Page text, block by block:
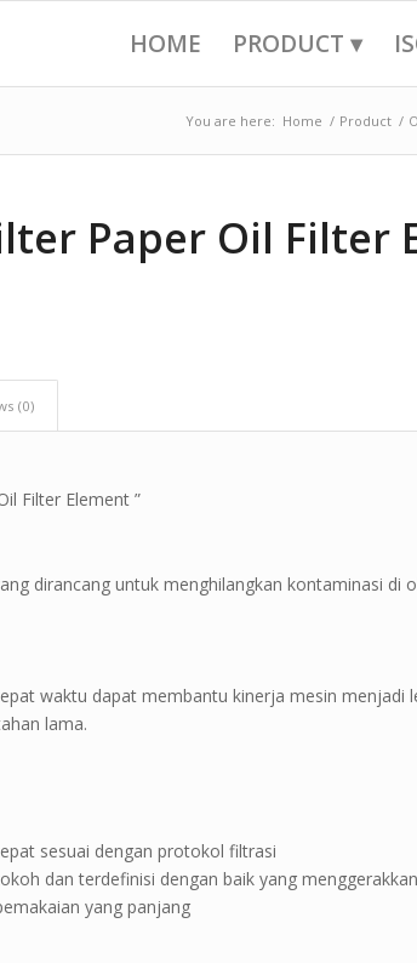
HOME PRODUCT ▾
You are here: Home / Product /
Paper Oil Filter
(0)
Filter Element ”
dirancang untuk menghilangkan kontaminasi di
waktu dapat membantu kinerja mesin menjadi
lama.
sesuai dengan protokol filtrasi
dan terdefinisi dengan baik yang
yang panjang